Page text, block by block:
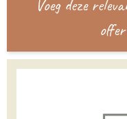
Voeg deze